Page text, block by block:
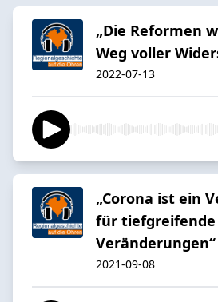
„Die Reformen
Weg voller
2022-07-13
„Corona ist ein
für tiefgreifende
Veränderungen“
2021-09-08